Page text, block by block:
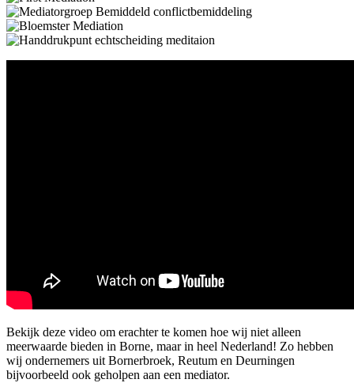
Bekijk deze video om erachter te komen hoe wij niet alleen
meerwaarde bieden in Borne, maar in heel Nederland! Zo hebben
wij ondernemers uit Bornerbroek, Reutum en Deurningen
bijvoorbeeld ook geholpen aan een mediator.